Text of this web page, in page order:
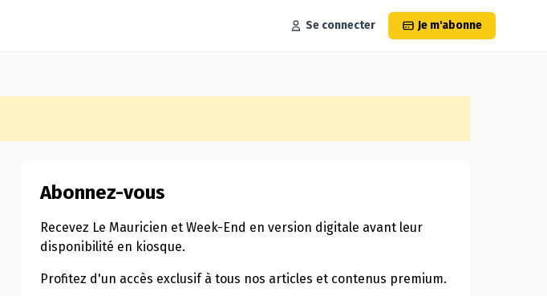
Se connecter Je m'abonne
Abonnez-vous
Recevez Le Mauricien et Week-End en version digitale avant leur
disponibilité en kiosque.
Profitez d'un accès exclusif à tous nos articles et contenus premium.